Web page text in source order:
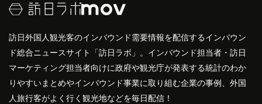
訪日外国人観光客のインバウンド需要情報を配信するインバウン
ド総合ニュースサイト「訪日ラボ」。インバウンド担当者・訪日
マーケティング担当者向けに政府や観光庁が発表する統計のわか
りやすいまとめやインバウンド事業に取り組む企業の事例、外国
人旅行客がよく行く観光地などを毎日配信！